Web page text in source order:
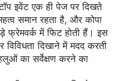
इवेंट एक ही पेज पर दिखते
समान रहता है, और कोपा
फ्रेमवर्क में फिट होती हैं। इस
दिखाने में मदद करती
का सर्वेक्षण करने का